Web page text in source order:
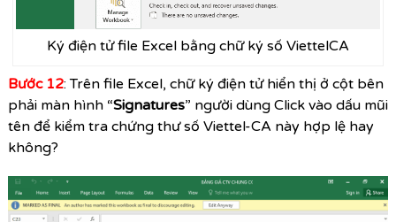
Ký điện tử file Excel bằng chữ ký số ViettelCA
Bước 12: Trên file Excel, chữ ký điện tử hiển thị ở cột bên
phải màn hình “Signatures” người dùng Click vào dấu mũi
tên để kiểm tra chứng thư số Viettel-CA này hợp lệ hay
không?